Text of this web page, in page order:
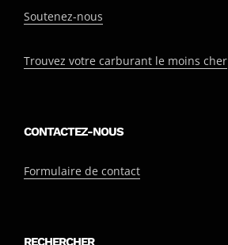
Soutenez-nous
Trouvez votre carburant le moins cher
CONTACTEZ-NOUS
Formulaire de contact
RECHERCHER